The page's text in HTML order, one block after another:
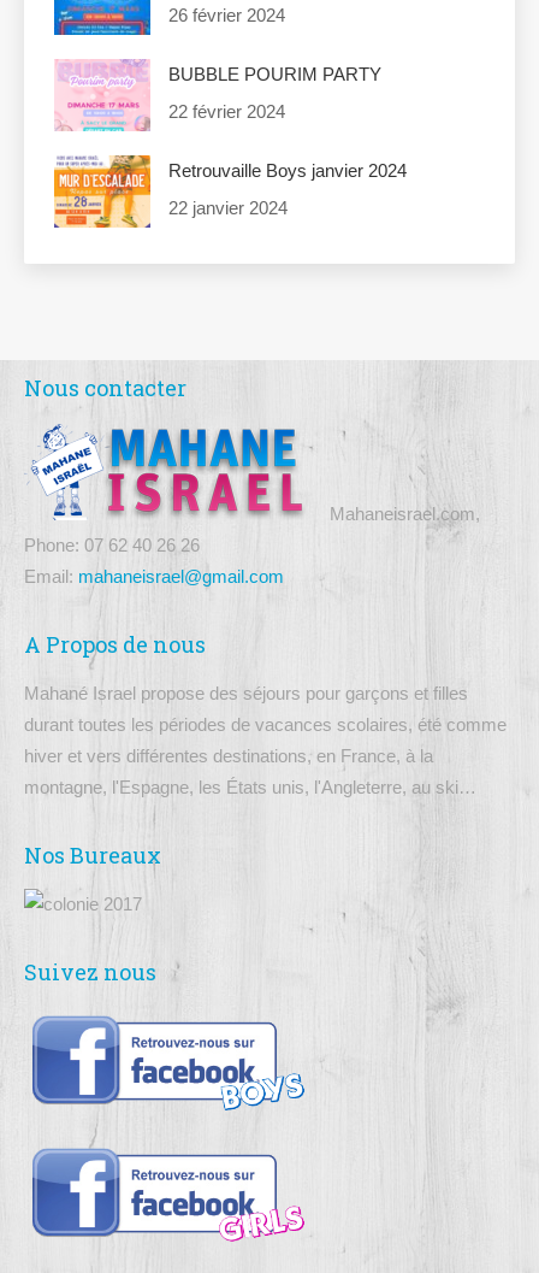
26 février 2024
BUBBLE POURIM PARTY
22 février 2024
Retrouvaille Boys janvier 2024
22 janvier 2024
Nous contacter
Mahaneisrael.com,
Phone: 07 62 40 26 26
Email: mahaneisrael@gmail.com
A Propos de nous
Mahané Israel propose des séjours pour garçons et filles
durant toutes les périodes de vacances scolaires, été comme
hiver et vers différentes destinations, en France, à la
montagne, l'Espagne, les États unis, l'Angleterre, au ski…
Nos Bureaux
Suivez nous